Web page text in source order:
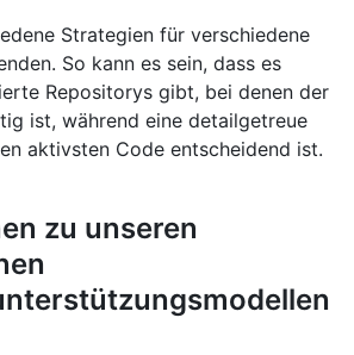
Strategien für verschiedene
So kann es sein, dass es
Repositorys gibt, bei denen der
ist, während eine detailgetreue
aktivsten Code entscheidend ist.
zu unseren